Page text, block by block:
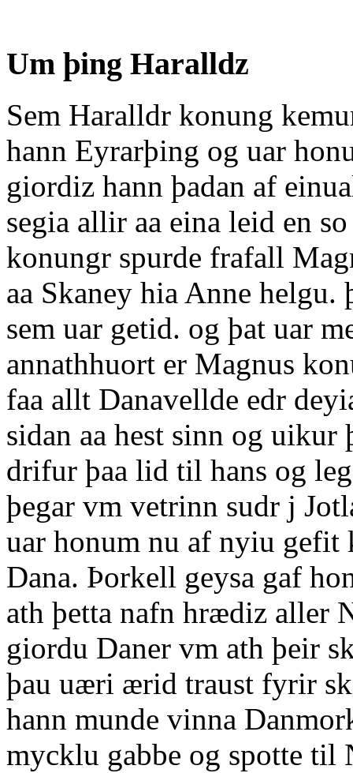
Um þing Haralldz
Sem Haralldr konung
hann Eyrarþing og uar
giordiz hann þadan af
segia allir aa eina leid en
konungr spurde frafall
aa Skaney hia Anne
sem uar getid. og þat uar
annathhuort er Magnus
faa allt Danavellde edr
sidan aa hest sinn og
drifur þaa lid til hans og
þegar vm vetrinn sudr j
uar honum nu af nyiu
Dana. Þorkell geysa gaf
ath þetta nafn hrædiz aller
giordu Daner vm ath þeir
þau uæri ærid traust fyrir
hann munde vinna
mycklu gabbe og spotte til